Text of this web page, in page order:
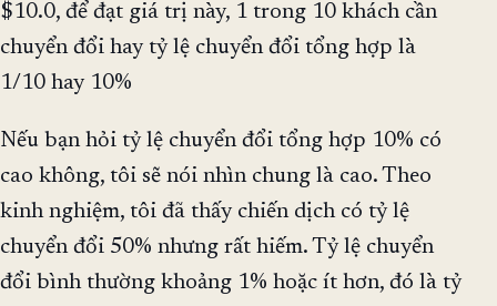
$10.0, để đạt giá trị này, 1 trong 10 khách cần
chuyển đổi hay tỷ lệ chuyển đổi tổng hợp là
1/10 hay 10%
Nếu bạn hỏi tỷ lệ chuyển đổi tổng hợp 10% có
cao không, tôi sẽ nói nhìn chung là cao. Theo
kinh nghiệm, tôi đã thấy chiến dịch có tỷ lệ
chuyển đổi 50% nhưng rất hiếm. Tỷ lệ chuyển
đổi bình thường khoảng 1% hoặc ít hơn, đó là tỷ